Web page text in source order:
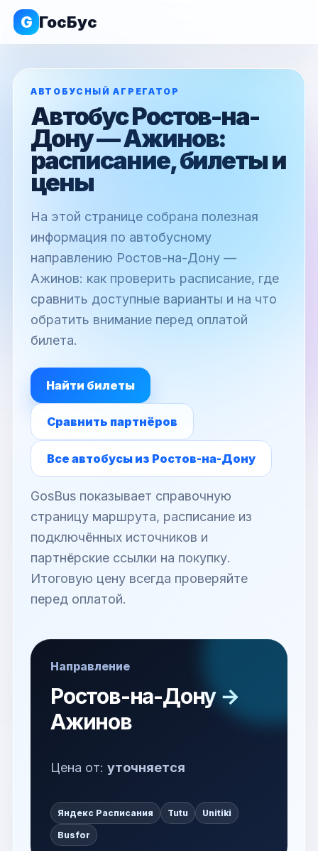
G ГосБус
АВТОБУСНЫЙ АГРЕГАТОР
Автобус Ростов-на-
Дону — Ажинов:
расписание, билеты и
цены
На этой странице собрана полезная
информация по автобусному
направлению Ростов-на-Дону —
Ажинов: как проверить расписание, где
сравнить доступные варианты и на что
обратить внимание перед оплатой
билета.
Найти билеты
Сравнить партнёров
Все автобусы из Ростов-на-Дону
GosBus показывает справочную
страницу маршрута, расписание из
подключённых источников и
партнёрские ссылки на покупку.
Итоговую цену всегда проверяйте
перед оплатой.
Направление
Ростов-на-Дону →
Ажинов
Цена от: уточняется
Яндекс Расписания Tutu Unitiki
Busfor